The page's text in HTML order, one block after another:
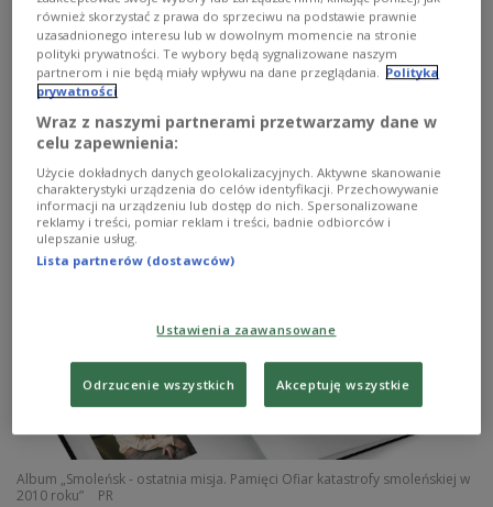
Prezes Polskiego Radia Agnieszka Kamińska o zawartości albumu
"Prezydent RP Lech Kaczyński - Świadectwo" (IAR)
 00'30 
Prezes Polskiego Radia Agnieszka Kamińska o koncercie "W hołdzie
Ofiarom Katastrofy" (IAR)
Album „Smoleńsk - ostatnia misja. Pamięci Ofiar katastrofy smoleńskiej w
2010 roku”
PR
również skorzystać z prawa do sprzeciwu na podstawie prawnie
uzasadnionego interesu lub w dowolnym momencie na stronie
polityki prywatności. Te wybory będą sygnalizowane naszym
partnerom i nie będą miały wpływu na dane przeglądania. Polityka
prywatności
Wraz z naszymi partnerami przetwarzamy dane w
celu zapewnienia:
Użycie dokładnych danych geolokalizacyjnych. Aktywne skanowanie
charakterystyki urządzenia do celów identyfikacji. Przechowywanie
informacji na urządzeniu lub dostęp do nich. Spersonalizowane
reklamy i treści, pomiar reklam i treści, badnie odbiorców i
ulepszanie usług.
Lista partnerów (dostawców)
Ustawienia zaawansowane
Odrzucenie wszystkich Akceptuję wszystkie